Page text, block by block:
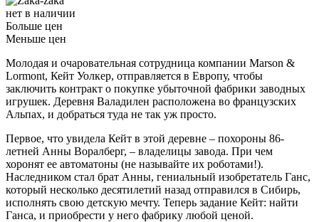
нет в наличии
Больше цен
Меньше цен
Молодая и очаровательная сотрудница компании Marson &
Lormont, Кейт Уолкер, отправляется в Европу, чтобы
заключить контракт о покупке убыточной фабрики заводных
игрушек. Деревня Валадилен расположена во французских
Альпах, и добраться туда не так уж просто.
Первое, что увидела Кейт в этой деревне – похороны 86-
летней Анны Воралберг, – владелицы завода. При чем
хоронят ее автоматоны (не называйте их роботами!).
Наследником стал брат Анны, гениальный изобретатель Ганс,
который несколько десятилетий назад отправился в Сибирь,
исполнять свою детскую мечту. Теперь задание Кейт: найти
Ганса, и приобрести у него фабрику любой ценой.